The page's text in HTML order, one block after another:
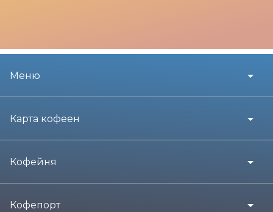
Меню
Карта кофеен
Кофейня
Кофепорт